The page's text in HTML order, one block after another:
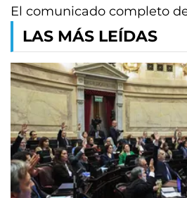
El comunicado completo
LAS MÁS LEÍDAS